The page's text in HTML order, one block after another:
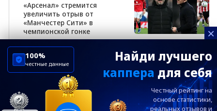
«Арсенал» стремится
увеличить отрыв от
«Манчестер Сити» в
чемпионской гонке
×
Найди лучшего
каппера для себя
Честный рейтинг на
основе статистики,
реальныхотзывов и
100%
честные данные
ChelseaBluesRu
ФК Челси
Посетителям
Информация